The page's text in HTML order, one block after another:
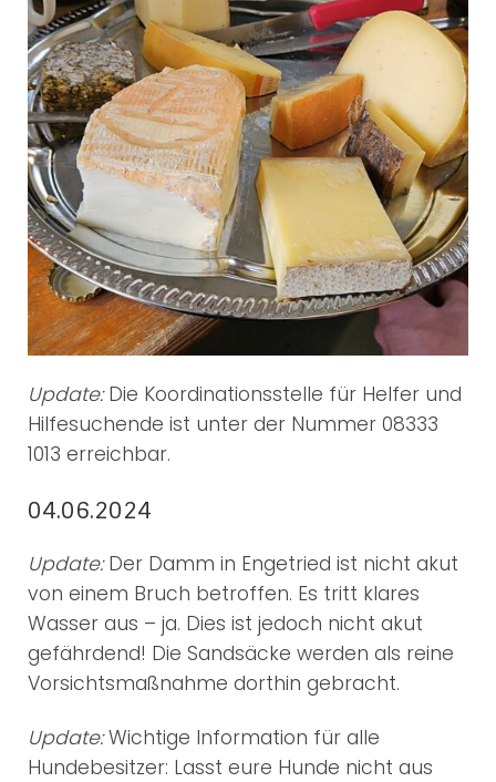
Update:Die Koordinationsstelle für Helfer und
Hilfesuchende ist unter der Nummer 08333
1013 erreichbar.
04.06.2024
Update:Der Damm in Engetried ist nicht akut
von einem Bruch betroffen. Es tritt klares
Wasser aus – ja. Dies ist jedoch nicht akut
gefährdend! Die Sandsäcke werden als reine
Vorsichtsmaßnahme dorthin gebracht.
Update:Wichtige Information für alle
Hundebesitzer: Lasst eure Hunde nicht aus